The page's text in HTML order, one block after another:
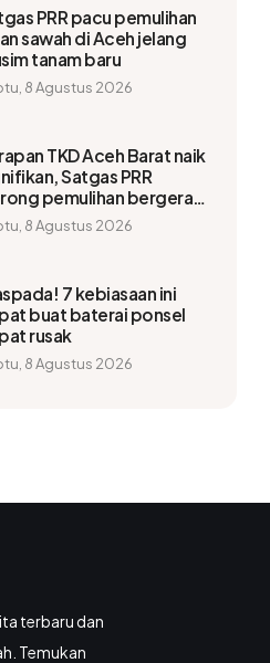
PRR pacu pemulihan
sawah di Aceh jelang
tanam baru
8 Agustus 2026
TKD Aceh Barat naik
Satgas PRR
pemulihan bergerak
cepat
8 Agustus 2026
7 kebiasaan ini
buat baterai ponsel
rusak
8 Agustus 2026
terbaru dan
Temukan